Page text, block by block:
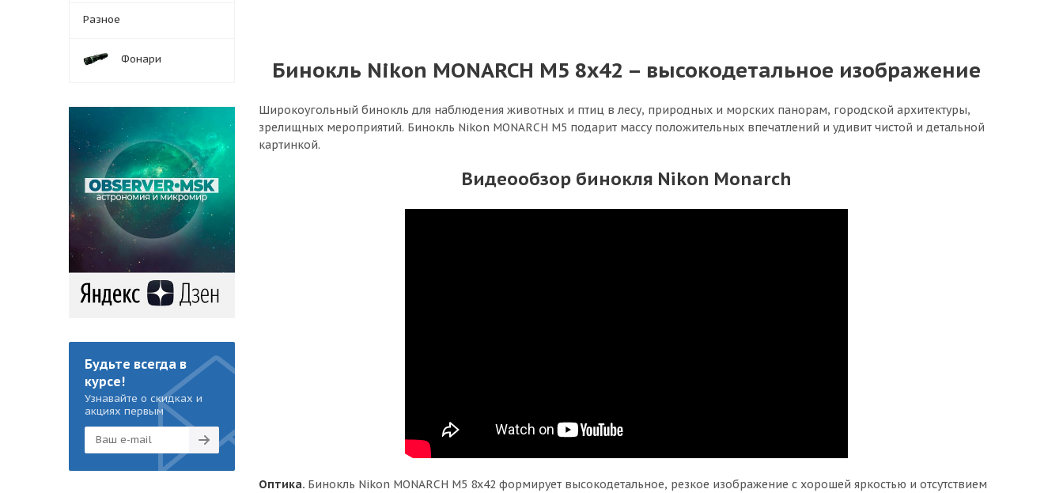
Бинокль Nikon MONARCH M5 8x42 – высокодетальное изображение
Широкоугольный бинокль для наблюдения животных и птиц в лесу, природных и морских панорам, городской архитектуры,
зрелищных мероприятий. Бинокль Nikon MONARCH M5 подарит массу положительных впечатлений и удивит чистой и детальной
картинкой.
Видеообзор бинокля Nikon Monarch
Оптика. Бинокль Nikon MONARCH M5 8x42 формирует высокодетальное, резкое изображение с хорошей яркостью и отсутствием
Разное
Фонари
Будьте всегда в
курсе!
Узнавайте о скидках и
акциях первым